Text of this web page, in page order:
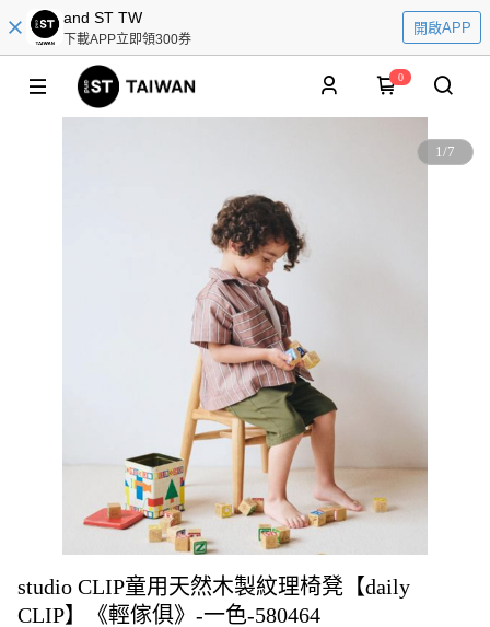
and ST TW
下載APP立即領300券
開啟APP
0
1/7
studio CLIP童用天然木製紋理椅凳【daily
CLIP】《輕傢俱》-一色-580464